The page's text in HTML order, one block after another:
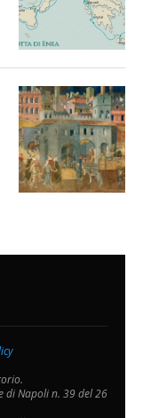
di Napoli n. 39 del 26